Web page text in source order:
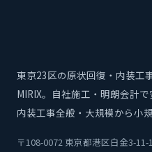
東京23区の原状回復・内装工
MIRIX。自社施工・明朗会計
内装工事全般・大規模から小
〒108-0072 東京都港区白金3-11-